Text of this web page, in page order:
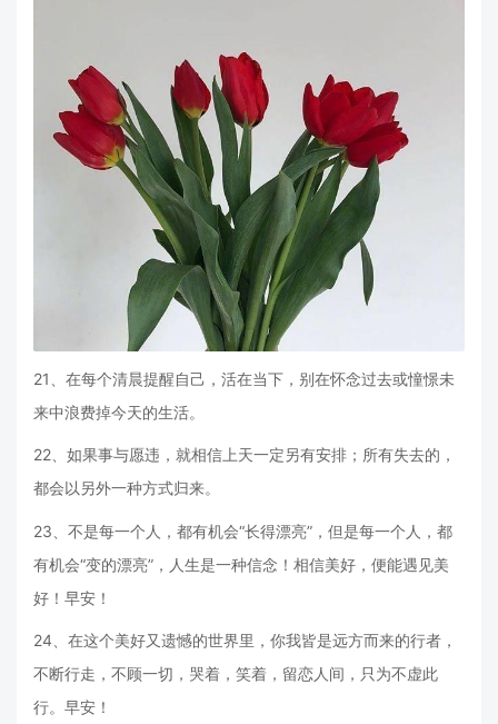
21、在每个清晨提醒自己，活在当下，别在怀念过去或憧憬未
来中浪费掉今天的生活。
22、如果事与愿违，就相信上天一定另有安排；所有失去的，
都会以另外一种方式归来。
23、不是每一个人，都有机会“长得漂亮”，但是每一个人，都
有机会“变的漂亮”，人生是一种信念！相信美好，便能遇见美
好！早安！
24、在这个美好又遗憾的世界里，你我皆是远方而来的行者，
不断行走，不顾一切，哭着，笑着，留恋人间，只为不虚此
行。早安！